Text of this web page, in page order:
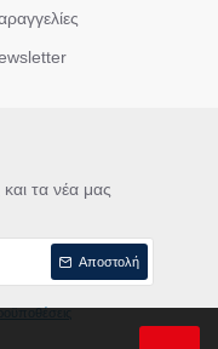
τα νέα μας
Αποστολή